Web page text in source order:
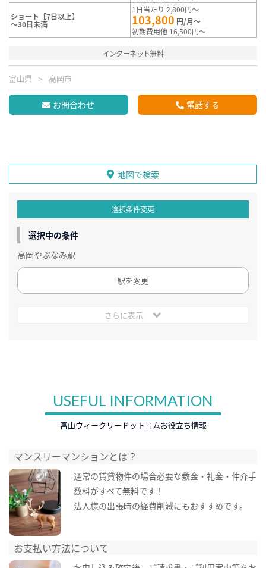
ショート【7日以上】
～30日未満
1日当たり 2,800円～
103,800 円/月～
初期費用他 16,500円～
インターネット無料
富山県 高岡市
お問合わせ 電話する
地図で検索
選択条件変更
選択中の条件
高岡やぶなみ駅
駅を変更
さらに表示
USEFUL INFORMATION
富山ウィークリードットコムお役立ち情報
マンスリーマンションとは？
通常の賃貸物件の場合必要な敷金・礼金・仲介手
数料がすべて無料です！
法人様の出張時の経費削減にもおすすめです。
お支払い方法について